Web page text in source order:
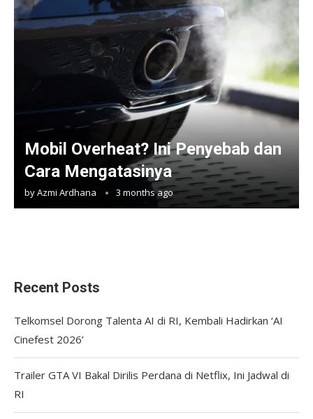
Mobil Overheat? Ini Penyebab dan
Cara Mengatasinya
byAzmi Ardhana 3 months ago
Recent Posts
Telkomsel Dorong Talenta AI di RI, Kembali Hadirkan ‘AI
Cinefest 2026’
Trailer GTA VI Bakal Dirilis Perdana di Netflix, Ini Jadwal di
RI